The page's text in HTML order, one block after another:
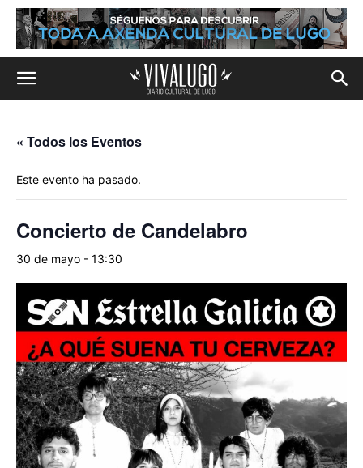
« Todos los Eventos
Este evento ha pasado.
Concierto de Candelabro
30 de mayo - 13:30